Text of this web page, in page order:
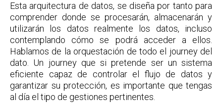
Esta arquitectura de datos, se diseña por tanto para
comprender donde se procesarán, almacenarán y
utilizarán los datos realmente los datos, incluso
contemplando cómo se podrá acceder a ellos.
Hablamos de la orquestación de todo el journey del
dato. Un journey que si pretende ser un sistema
eficiente capaz de controlar el flujo de datos y
garantizar su protección, es importante que tengas
al día el tipo de gestiones pertinentes.